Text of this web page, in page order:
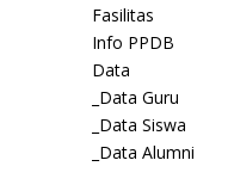
Fasilitas
Info PPDB
Data
_Data Guru
_Data Siswa
_Data Alumni